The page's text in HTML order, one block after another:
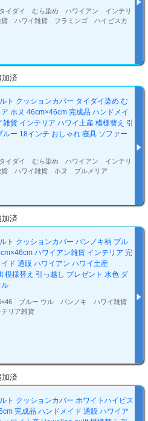
イダイ むら染め ハワイアン インテリ
ハワイ雑貨 フラミンゴ ハイビスカ
済
ト クッションカバー タイダイ染め む
ホヌ 46cm×46cm 完成品 ハンドメイ
雑貨 インテリア ハワイ土産 模様替え 引
ルー 18インチ おしゃれ 寝具 ソファー
イダイ むら染め ハワイアン インテリ
貨 ハワイ雑貨 ホヌ プルメリア
済
ト クッションカバー パンノキ柄 ブル
ハワイアン雑貨 インテリア 完
ド 通販 ハワイアン ハワイ土産
模様替え 引っ越し プレゼント 水色 ダ
ル
ブルー ウル パンノキ ハワイ雑貨
リア雑貨
済
ト クッションカバー ホワイトハイビス
完成品 ハンドメイド 通販 ハワイア